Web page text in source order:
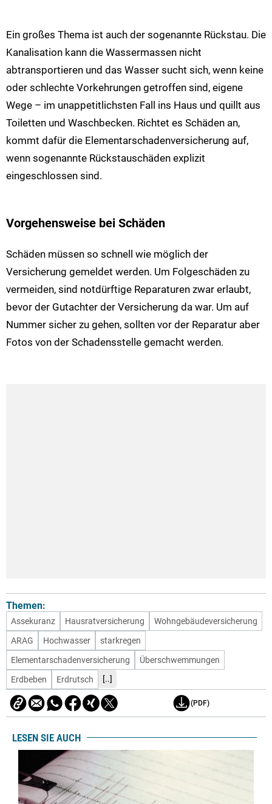
Ein großes Thema ist auch der sogenannte Rückstau. Die
Kanalisation kann die Wassermassen nicht
abtransportieren und das Wasser sucht sich, wenn keine
oder schlechte Vorkehrungen getroffen sind, eigene
Wege – im unappetitlichsten Fall ins Haus und quillt aus
Toiletten und Waschbecken. Richtet es Schäden an,
kommt dafür die Elementarschadenversicherung auf,
wenn sogenannte Rückstauschäden explizit
eingeschlossen sind.
Vorgehensweise bei Schäden
Schäden müssen so schnell wie möglich der
Versicherung gemeldet werden. Um Folgeschäden zu
vermeiden, sind notdürftige Reparaturen zwar erlaubt,
bevor der Gutachter der Versicherung da war. Um auf
Nummer sicher zu gehen, sollten vor der Reparatur aber
Fotos von der Schadensstelle gemacht werden.
Themen:
Assekuranz Hausratversicherung
Wohngebäudeversicherung
ARAG
Hochwasser
starkregen
Elementarschadenversicherung
Überschwemmungen
Erdbeben
Erdrutsch [..]
(PDF)
LESEN SIE AUCH